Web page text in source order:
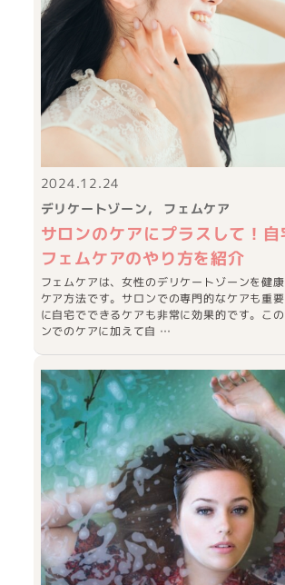
2024.12.24
デリケートゾーン
フェムケア
サロンのケアにプラスして！自
フェムケアのやり方を紹介
フェムケアは、女性のデリケートゾーンを健
ケア方法です。サロンでの専門的なケアも重
に自宅でできるケアも非常に効果的です。こ
ンでのケアに加えて自 …